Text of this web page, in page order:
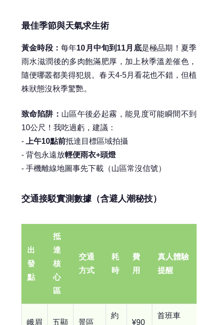
最佳季節與天氣求生術
黃金時段： 每年10月中旬到11月底是極品期！夏季
雨水滋潤後的多肉飽滿肥厚，加上秋季溫差催色，
隨便哪叢都美得犯規。春天4-5月看花也不錯，但植
株狀態沒秋季驚艷。
致命陷阱： 山區午後必起霧，能見度可能瞬間不到
10公尺！我吃過虧，建議：
-
上午10點前抵達目標區域拍攝
- 背包永遠放輕便雨衣+頭燈
- 手機離線地圖事先下載（山區常沒信號）
交通接駁實測數據（含避人潮秘技）
出
發
點
抵
達
核
心
區
交通
方式
耗
時
費
用
真人體驗
提醒
峨眉 五顯 景區
約
¥90
首班車